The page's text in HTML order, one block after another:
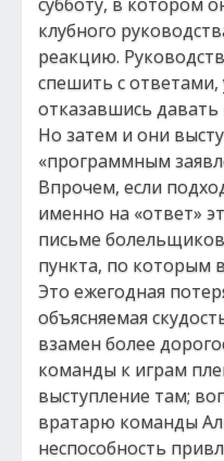
клубного
реакцию.
спешить с
отказавшись
Но затем и они
«программным
Впрочем, если
именно на «ответ»
письме
пункта, по которым
Это ежегодная
объясняемая
взамен более
команды к играм
выступление там;
вратарю команды
неспособность